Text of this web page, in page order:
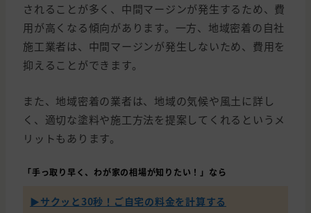
されることが多く、中間マージンが発生するため、費
用が高くなる傾向があります。一方、地域密着の自社
施工業者は、中間マージンが発生しないため、費用を
抑えることができます。
また、地域密着の業者は、地域の気候や風土に詳し
く、適切な塗料や施工方法を提案してくれるというメ
リットもあります。
「手っ取り早く、わが家の相場が知りたい！」なら
▶︎サクッと30秒！ご自宅の料金を計算する